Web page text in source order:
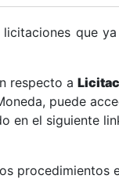
que
respecto a
puede
en el siguiente
procedimientos